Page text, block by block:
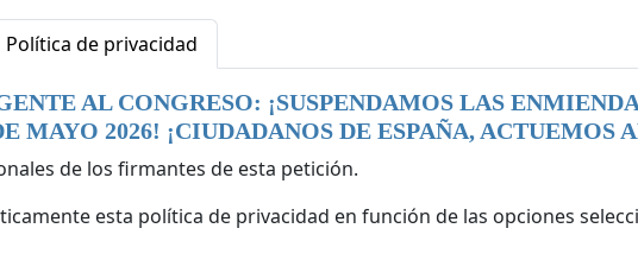
Política de privacidad
AL CONGRESO: ¡SUSPENDAMOS LAS
2026! ¡CIUDADANOS DE ESPAÑA, ACTUEMOS
de los firmantes de esta petición.
esta política de privacidad en función de las opciones